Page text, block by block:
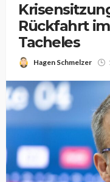
Rückfahrt
Tacheles
Hagen Schmelzer